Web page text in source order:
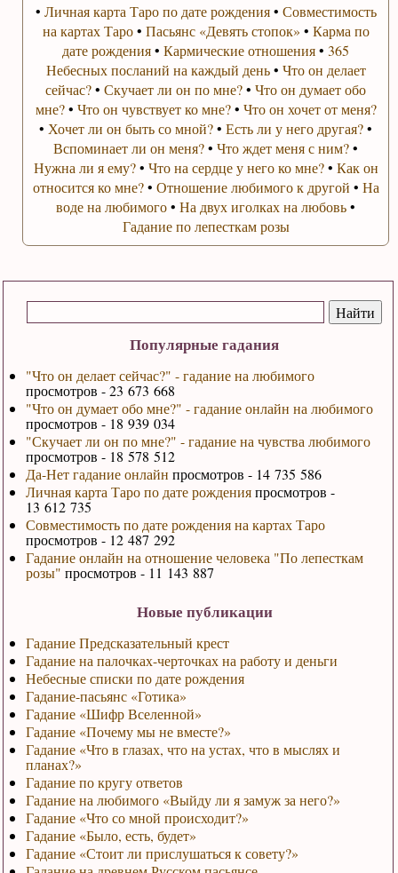
Популярные гадания
"Что он делает сейчас?" - гадание на любимого
просмотров - 23 673 668
"Что он думает обо мне?" - гадание онлайн на любимого
просмотров - 18 939 034
"Скучает ли он по мне?" - гадание на чувства любимого
просмотров - 18 578 512
Да-Нет гадание онлайн просмотров - 14 735 586
Личная карта Таро по дате рожденияпросмотров -
13 612 735
Совместимость по дате рождения на картах Таро
просмотров - 12 487 292
Гадание онлайн на отношение человека "По лепесткам
розы" просмотров - 11 143 887
Новые публикации
Гадание Предсказательный крест
Гадание на палочках-черточках на работу и деньги
Небесные списки по дате рождения
Гадание-пасьянс «Готика»
Гадание «Шифр Вселенной»
Гадание «Почему мы не вместе?»
Гадание «Что в глазах, что на устах, что в мыслях и
планах?»
Гадание по кругу ответов
Гадание на любимого «Выйду ли я замуж за него?»
Гадание «Что со мной происходит?»
Гадание «Было, есть, будет»
Гадание «Стоит ли прислушаться к совету?»
• Личная карта Таро по дате рождения• Совместимость
на картах Таро• Пасьянс «Девять стопок» • Карма по
дате рождения•Кармические отношения•365
Небесных посланий на каждый день• Что он делает
сейчас?•Скучает ли он по мне?•Что он думает обо
мне?• Что он чувствует ко мне?• Что он хочет от меня?
• Хочет ли он быть со мной?•Есть ли у него другая?•
Вспоминает ли он меня?•Что ждет меня с ним?•
Нужна ли я ему?• Что на сердце у него ко мне?• Как он
относится ко мне?• Отношение любимого к другой • На
воде на любимого•На двух иголках на любовь•
Гадание по лепесткам розы